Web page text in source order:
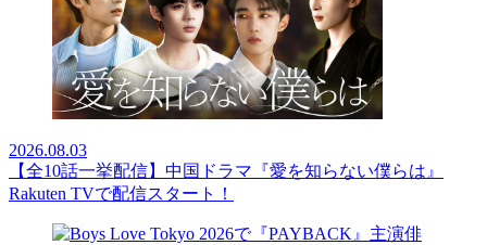
2026.08.03
【全10話一挙配信】中国ドラマ『愛を知らない僕らは』
Rakuten TVで配信スタート！